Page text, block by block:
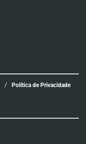
Política de Privacidade